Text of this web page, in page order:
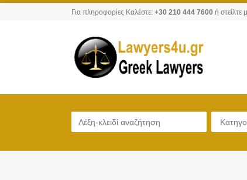
Για πληροφορίες Καλέστε: +30 210 444 7600 ή στείλτε